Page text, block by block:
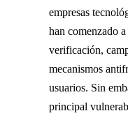
empresas
han comenzado
verificación,
mecanismos
usuarios. Sin
principal